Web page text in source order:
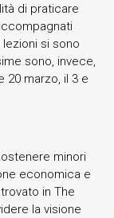
di praticare
si sono
sono, invece,
20 marzo, il 3 e
minori
economica e
in The
la visione